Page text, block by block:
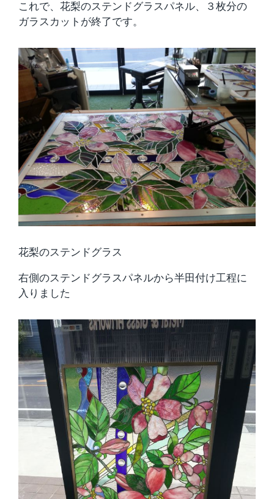
これで、花梨のステンドグラスパネル、３枚分の
ガラスカットが終了です。
花梨のステンドグラス
右側のステンドグラスパネルから半田付け工程に
入りました